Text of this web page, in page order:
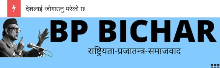
देशलाई जोगाउनु परेको छ